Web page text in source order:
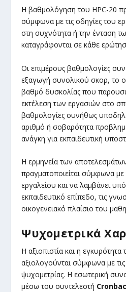
Η βαθμολόγηση του HPC-20
σύμφωνα με τις οδηγίες του
στη συχνότητα ή την ένταση
καταγράφονται σε κάθε
Οι επιμέρους βαθμολογίες
εξαγωγή συνολικού σκορ, το
βαθμό δυσκολίας που
εκτέλεση των εργασιών στο
βαθμολογίες συνήθως
αριθμό ή σοβαρότητα
ανάγκη για εκπαιδευτική
Η ερμηνεία των
πραγματοποιείται σύμφωνα με
εργαλείου και να λαμβάνει
εκπαιδευτικό επίπεδο, τις
οικογενειακό πλαίσιο του
Ψυχομετρικά
Η αξιοπιστία και η εγκυρότητα
αξιολογούνται σύμφωνα με
ψυχομετρίας. Η εσωτερική
μέσω του συντελεστή